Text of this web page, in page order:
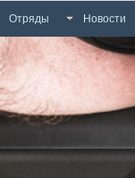
Отряды Новости